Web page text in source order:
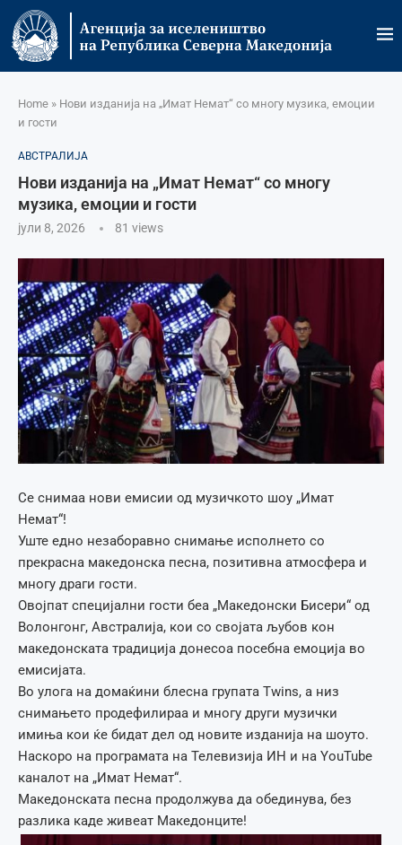
Home » Нови изданија на „Имат Немат“ со многу музика, емоции
и гости
АВСТРАЛИЈА
Нови изданија на „Имат Немат“ со многу
музика, емоции и гости
јули 8, 2026 81 views
Се снимаа нови емисии од музичкото шоу „Имат
Немат“!
Уште едно незаборавно снимање исполнето со
прекрасна македонска песна, позитивна атмосфера и
многу драги гости.
Овојпат специјални гости беа „Македонски Бисери“ од
Волонгонг, Австралија, кои со својата љубов кон
македонската традиција донесоа посебна емоција во
емисијата.
Во улога на домаќини блесна групата Twins, а низ
снимањето продефилираа и многу други музички
имиња кои ќе бидат дел од новите изданија на шоуто.
Наскоро на програмата на Телевизија ИН и на YouTube
каналот на „Имат Немат“.
Македонската песна продолжува да обединува, без
разлика каде живеат Македонците!